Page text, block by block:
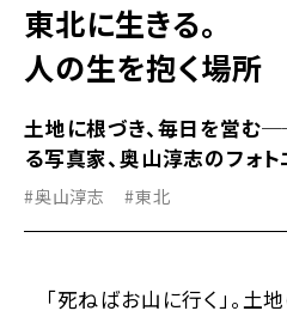
東北に生きる。
人の生を抱く場所
土地に根づき、毎日を営む
る写真家、奥山淳志のフォト
#奥山淳志 #東北
「死ねばお山に行く」。土